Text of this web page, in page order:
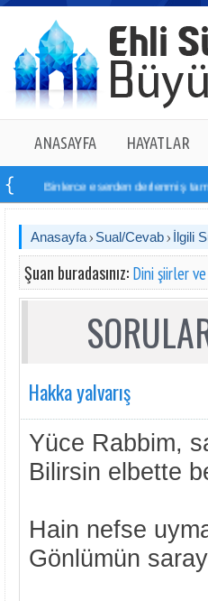
ANASAYFA HAYATLAR
Binlerce eserden derlenmiş tam
Anasayfa Sual/Cevab İlgili
Şuan buradasınız: Dini şiirler
Hakka yalvarış
Yüce Rabbim,
Bilirsin elbette
Hain nefse
Gönlümün